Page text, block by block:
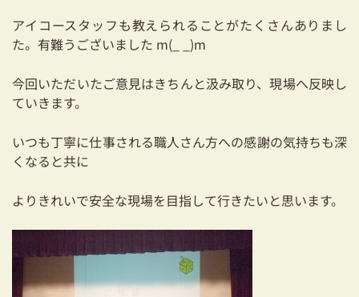
採用情報
03-3334-0334
アイコースタッフも教えられることがたくさんありまし
た。有難うございました m(_ _)m
今回いただいたご意見はきちんと汲み取り、現場へ反映し
ていきます。
いつも丁寧に仕事される職人さん方への感謝の気持ちも深
くなると共に
よりきれいで安全な現場を目指して行きたいと思います。